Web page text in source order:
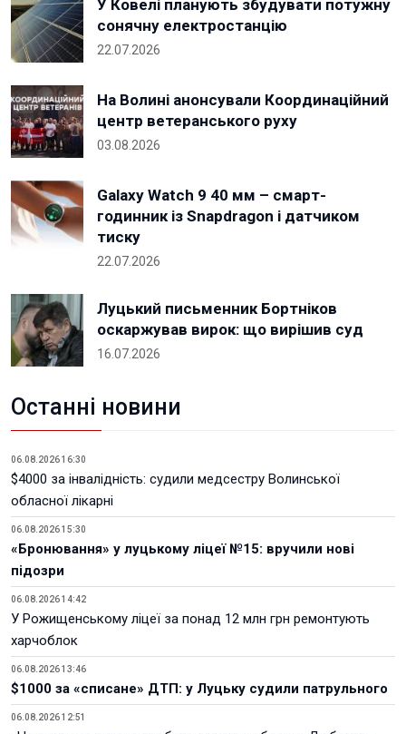
У Ковелі планують збудувати потужну
сонячну електростанцію
22.07.2026
На Волині анонсували Координаційний
центр ветеранського руху
03.08.2026
Galaxy Watch 9 40 мм – смарт-
годинник із Snapdragon і датчиком
тиску
22.07.2026
Луцький письменник Бортніков
оскаржував вирок: що вирішив суд
16.07.2026
Останні новини
06.08.2026 16:30
$4000 за інвалідність: судили медсестру Волинської
обласної лікарні
06.08.2026 15:30
«Бронювання» у луцькому ліцеї №15: вручили нові
підозри
06.08.2026 14:42
У Рожищенському ліцеї за понад 12 млн грн ремонтують
харчоблок
06.08.2026 13:46
$1000 за «списане» ДТП: у Луцьку судили патрульного
06.08.2026 12:51